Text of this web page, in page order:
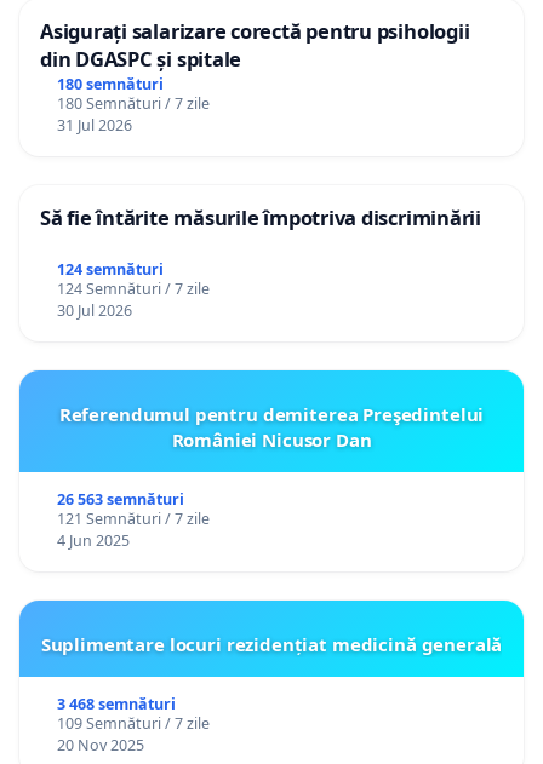
Asigurați salarizare corectă pentru psihologii
din DGASPC și spitale
180 semnături
180 Semnături / 7 zile
31 Jul 2026
Să fie întărite măsurile împotriva discriminării
124 semnături
124 Semnături / 7 zile
30 Jul 2026
Referendumul pentru demiterea Preşedintelui
României Nicusor Dan
26 563 semnături
121 Semnături / 7 zile
4 Jun 2025
Suplimentare locuri rezidențiat medicină generală
3 468 semnături
109 Semnături / 7 zile
20 Nov 2025